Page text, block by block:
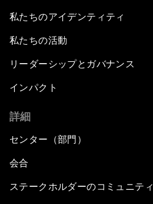
私たちのアイデンティティ
私たちの活動
リーダーシップとガバナンス
インパクト
詳細
センター（部門）
会合
ステークホルダーのコミュニティ